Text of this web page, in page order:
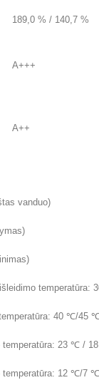
189,0 % / 140,7 %
A+++
A++
vanduo)
40 ℃/
temperatūra: 23 ℃ /
temperatūra: 12 ℃/